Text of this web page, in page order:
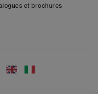
et brochures